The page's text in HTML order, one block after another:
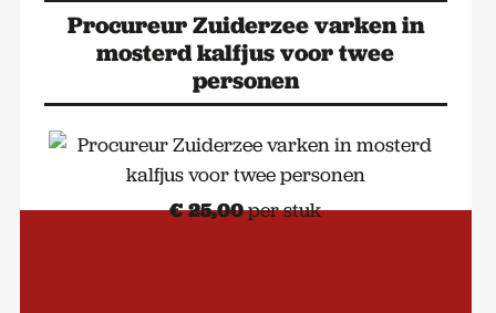
Procureur Zuiderzee varken in
mosterd kalfjus voor twee
personen
€ 25,00per stuk